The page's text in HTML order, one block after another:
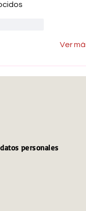
Ver
personales